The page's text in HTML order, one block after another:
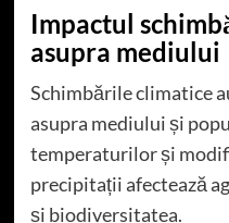
Impactul
asupra mediului
Schimbările climatice
asupra mediului și
temperaturilor și
precipitații afectează
și biodiversitatea.